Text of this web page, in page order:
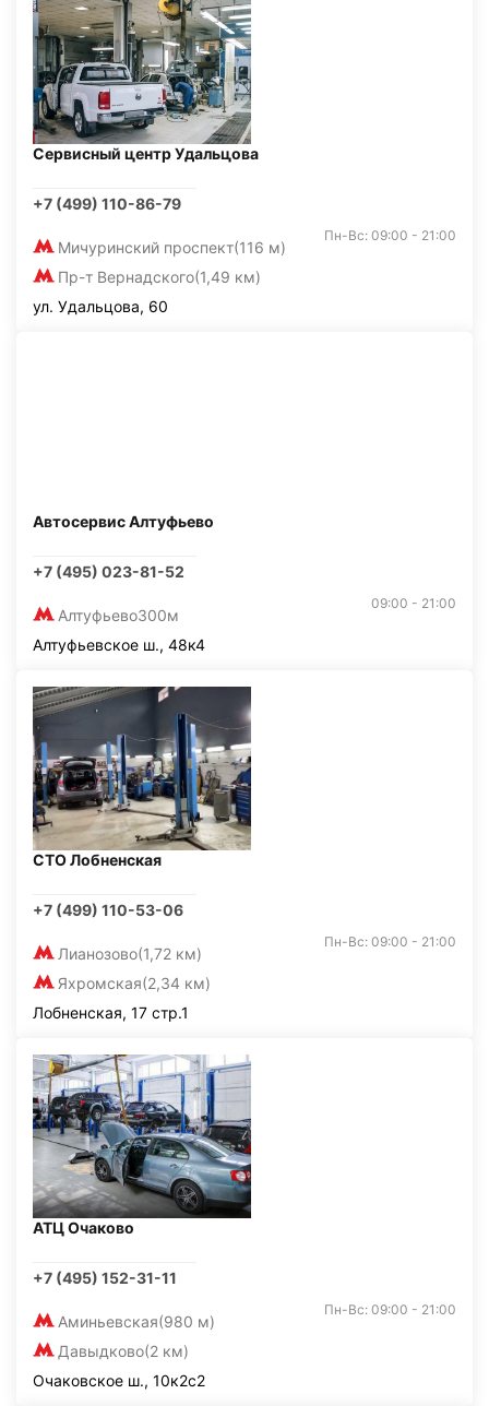
Сервисный центр Удальцова
+7 (499) 110-86-79
Мичуринский проспект(116 м)
Пр-т Вернадского(1,49 км)
Пн-Вс: 09:00 - 21:00
ул. Удальцова, 60
Автосервис Алтуфьево
+7 (495) 023-81-52
Алтуфьево300м
09:00 - 21:00
Алтуфьевское ш., 48к4
СТО Лобненская
+7 (499) 110-53-06
Лианозово(1,72 км)
Яхромская(2,34 км)
Пн-Вс: 09:00 - 21:00
Лобненская, 17 стр.1
АТЦ Очаково
+7 (495) 152-31-11
Аминьевская(980 м)
Давыдково(2 км)
Пн-Вс: 09:00 - 21:00
Очаковское ш., 10к2с2